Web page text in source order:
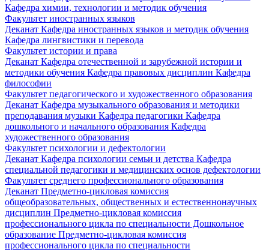
Кафедра химии, технологии и методик обучения
Факультет иностранных языков
Деканат Кафедра иностранных языков и методик обучения
Кафедра лингвистики и перевода
Факультет истории и права
Деканат Кафедра отечественной и зарубежной истории и
методики обучения Кафедра правовых дисциплин Кафедра
философии
Факультет педагогического и художественного образования
Деканат Кафедра музыкального образования и методики
преподавания музыки Кафедра педагогики Кафедра
дошкольного и начального образования Кафедра
художественного образования
Факультет психологии и дефектологии
Деканат Кафедра психологии семьи и детства Кафедра
специальной педагогики и медицинских основ дефектологии
Факультет среднего профессионального образования
Деканат Предметно-цикловая комиссия
общеобразовательных, общественных и естественнонаучных
дисциплин Предметно-цикловая комиссия
профессионального цикла по специальности Дошкольное
образование Предметно-цикловая комиссия
профессионального цикла по специальности